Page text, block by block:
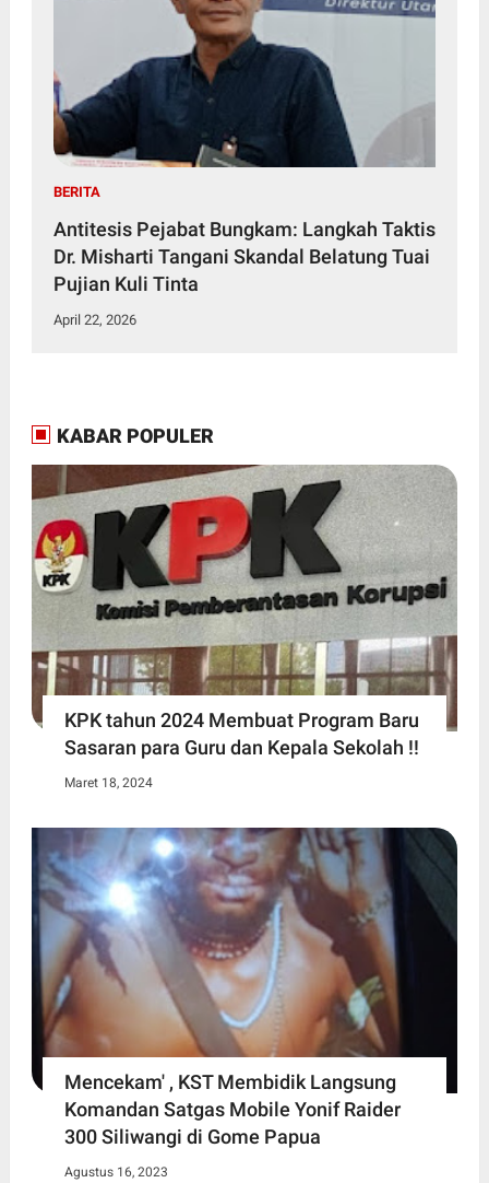
BERITA
Antitesis Pejabat Bungkam: Langkah Taktis
Dr. Misharti Tangani Skandal Belatung Tuai
Pujian Kuli Tinta
April 22, 2026
KABAR POPULER
KPK tahun 2024 Membuat Program Baru
Sasaran para Guru dan Kepala Sekolah !!
Maret 18, 2024
Mencekam' , KST Membidik Langsung
Komandan Satgas Mobile Yonif Raider
300 Siliwangi di Gome Papua
Agustus 16, 2023